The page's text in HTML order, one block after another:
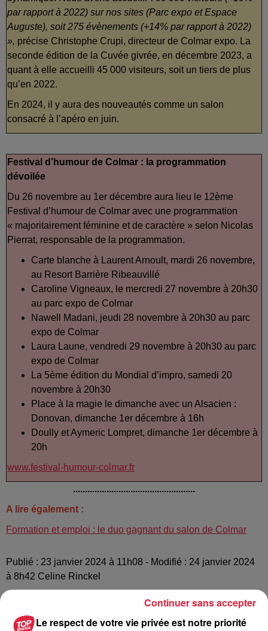
par rapport à 2022) sur nos sites (Parc expo et Espace
Auguste), soit 275 évènements (+14% par rapport à 2022)
», précise Christophe Crupi, directeur de Colmar expo. La
seconde édition de la Cuvée givrée, en décembre 2023, a
quant à elle accueilli 45 000 visiteurs, soit un tiers de plus
qu’en 2022.
En 2024, il y aura des nouveautés comme un salon
consacré à l’apéro en juin.
Festival d’humour de Colmar : la programmation
dévoilée
Du 26 novembre au 1er décembre aura lieu le 12ème
Festival d’humour de Colmar avec une programmation
« majoritairement féminine et de caractère » selon Nicolas
Pierrat, responsable de la programmation.
Carte blanche à Laurent Arnoult, mardi 26 novembre,
au Resort Barrière Ribeauvillé
Caroline Vigneaux, le mercredi 27 novembre à 20h30
au parc expo de Colmar
Nawell Madani, jeudi 28 novembre à 20h30 au parc
expo de Colmar
Laura Laune, vendredi 29 novembre à 20h30 au parc
expo de Colmar
La 5ème édition du Mondial d’impro, samedi 20
novembre à 20h30
Place à la magie le dimanche avec un Alsacien :
Donovan, dimanche 1er décembre à 16h
Doully et Aymeric Lompret, dimanche 1er décembre à
20h
www.festival-humour-colmar.fr
...................................................
A lire également :
Formation et emploi : le duo gagnant du salon de Colmar
Publié : 23 janvier 2024 à 11h08 - Modifié : 24 janvier 2024
à 8h42 Celine Rinckel
Le respect de votre vie privée est notre priorité
Continuer sans accepter